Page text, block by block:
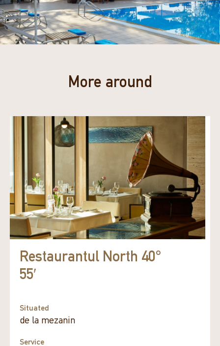
More around
Restaurantul North 40°
55′
Situated
de la mezanin
Service